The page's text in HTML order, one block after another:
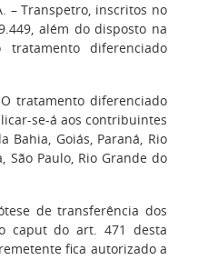
– Transpetro, inscritos no
além do disposto na
tratamento diferenciado
tratamento diferenciado
se-á aos contribuintes
Bahia, Goiás, Paraná, Rio
São Paulo, Rio Grande do
de transferência dos
caput do art. 471 desta
fica autorizado a